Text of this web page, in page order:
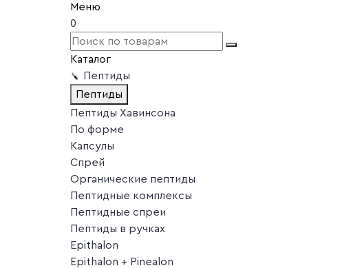
Меню
0
Каталог
Пептиды
Пептиды
Пептиды Хавинсона
По форме
Капсулы
Спрей
Органические пептиды
Пептидные комплексы
Пептидные спреи
Пептиды в ручках
Epithalon
Epithalon + Pinealon